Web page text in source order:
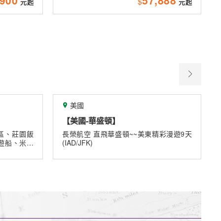
東精彩漫遊9天
【關島】2027春節星宇航空關島歡樂
包機
《春節關島好好玩》★9/30前第二人省五
仟★贈送網卡